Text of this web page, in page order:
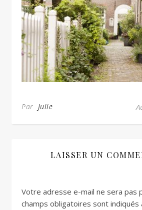
Par Julie
LAISSER UN
Votre adresse e-mail ne sera pas
champs obligatoires sont indiqués